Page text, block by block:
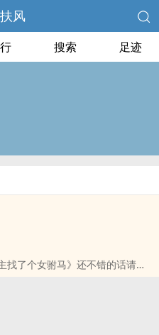
风
搜索 足迹
找了个女驸马》还不错的话请不